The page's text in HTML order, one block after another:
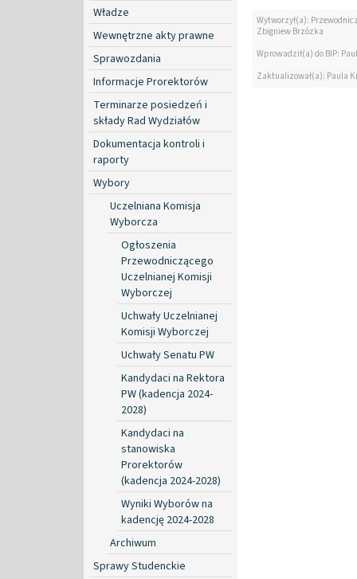
Władze
Wewnętrzne akty prawne
Sprawozdania
Informacje Prorektorów
Terminarze posiedzeń i
składy Rad Wydziałów
Dokumentacja kontroli i
raporty
Wybory
Uczelniana Komisja
Wyborcza
Ogłoszenia
Przewodniczącego
Uczelnianej Komisji
Wyborczej
Uchwały Uczelnianej
Komisji Wyborczej
Uchwały Senatu PW
Kandydaci na Rektora
PW (kadencja 2024-
2028)
Kandydaci na
stanowiska
Prorektorów
(kadencja 2024-2028)
Wyniki Wyborów na
kadencję 2024-2028
Archiwum
Sprawy Studenckie
Wytworzył(a):
Zbigniew Brzózka
Wprowadził(a) do BIP:
Zaktualizował(a): Paula